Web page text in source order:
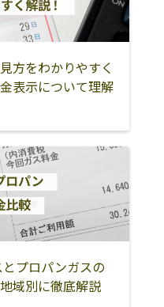
鞍手郡小竹町
田川郡香春町
田川郡糸田町
柳川市
八女市
町
築上郡吉富町
みやま市
糟屋郡須惠町
方をわかりやすく
表示について理解
とプロパンガスの
域別に徹底解説